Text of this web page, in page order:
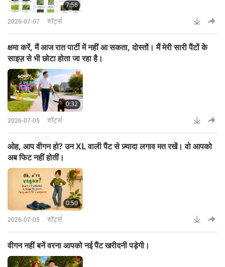
7:56
2026-07-07 शॉर्ट्स
क्षमा करें, मैं आज रात पार्टी में नहीं आ सकता, दोस्तों। मैं मेरी सारी पैंटों के
साइज़ से भी छोटा होता जा रहा है।
0:32
2026-07-05 शॉर्ट्स
ओह, आप वीगन हो? उन XL वाली पैंट से ज़्यादा लगाव मत रखें। वो आपको
अब फिट नहीं होतीं।
0:50
2026-07-05 शॉर्ट्स
वीगन नहीं बनें वरना आपको नई पैंट खरीदनी पड़ेगी।